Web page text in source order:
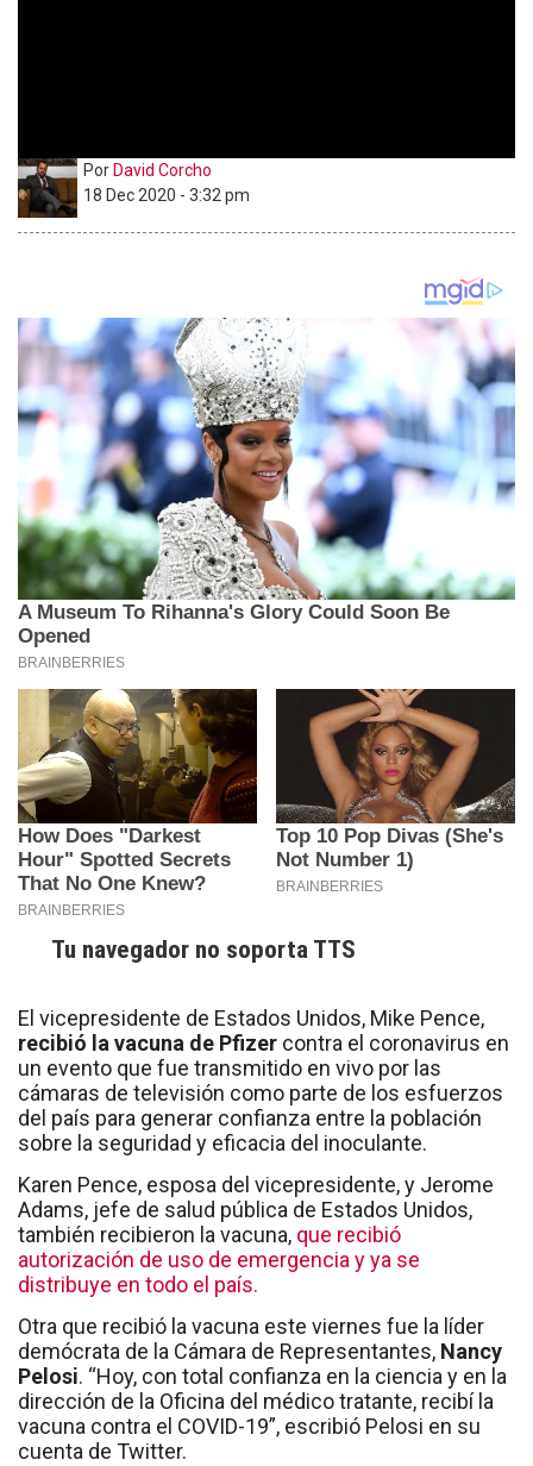
Por David Corcho
18 Dec 2020 - 3:32 pm
Tu navegador no soporta TTS
El vicepresidente de Estados Unidos, Mike Pence,
recibió la vacuna de Pfizer contra el coronavirus en
un evento que fue transmitido en vivo por las
cámaras de televisión como parte de los esfuerzos
del país para generar confianza entre la población
sobre la seguridad y eficacia del inoculante.
Karen Pence, esposa del vicepresidente, y Jerome
Adams, jefe de salud pública de Estados Unidos,
también recibieron la vacuna, que recibió
autorización de uso de emergencia y ya se
distribuye en todo el país.
Otra que recibió la vacuna este viernes fue la líder
demócrata de la Cámara de Representantes, Nancy
Pelosi. “Hoy, con total confianza en la ciencia y en la
dirección de la Oficina del médico tratante, recibí la
vacuna contra el COVID-19”, escribió Pelosi en su
cuenta de Twitter.